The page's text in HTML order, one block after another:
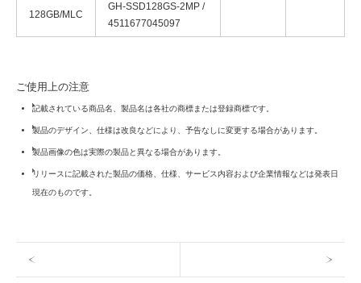
128GB/MLC
GH-SSD128GS-2MP /
4511677045097
ご使用上の注意
記載されている商品名、製品名は各社の商標または登録商標です。
製品のデザイン、仕様は改良などにより、予告なしに変更する場合があります。
製品画像の色は実際の製品と異なる場合があります。
リリースに記載された製品の価格、仕様、サービス内容および企業情報などは発表日
現在のものです。